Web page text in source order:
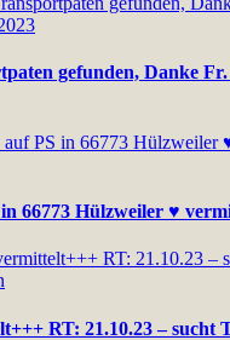
gefunden, Danke
66773 Hülzweiler ♥
RT: 21.10.23 – sucht